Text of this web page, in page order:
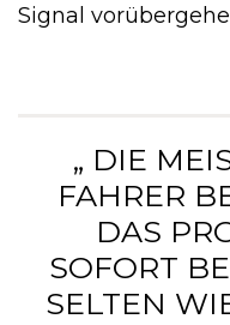
Signal
„ DIE
FAHRER
DAS
SOFORT
SELTEN